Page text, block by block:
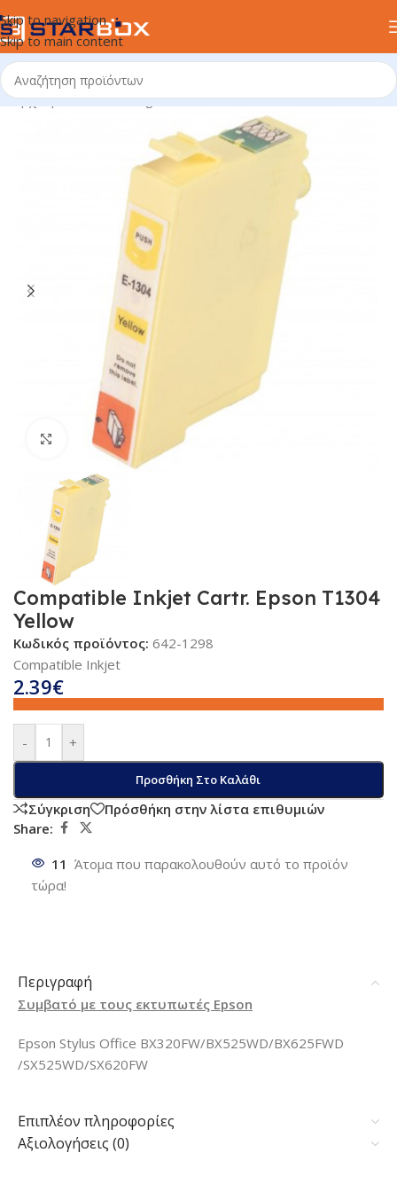
Skip to navigation
Skip to main content
Αρχική σελίδα/uncategorized
Κλικ για μεγέθυνση
Compatible Inkjet Cartr. Epson T1304
Yellow
Κωδικός προϊόντος: 642-1298
Compatible Inkjet
2.39€
- +
Προσθήκη Στο Καλάθι
Σύγκριση
Πρόσθήκη στην λίστα επιθυμιών
Share:
11 Άτομα που παρακολουθούν αυτό το προϊόν
τώρα!
Περιγραφή
Συμβατό με τους εκτυπωτές Epson
Epson Stylus Office BX320FW/BX525WD/BX625FWD
/SX525WD/SX620FW
Επιπλέον πληροφορίες
Αξιολογήσεις (0)